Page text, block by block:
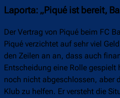
Laporta: „Piqué ist bereit,
Der Vertrag von Piqué beim FC
Piqué verzichtet auf sehr viel
den Zeilen an an, dass auch
Entscheidung eine Rolle gespielt
noch nicht abgeschlossen, aber
Klub zu helfen. Er versteht die